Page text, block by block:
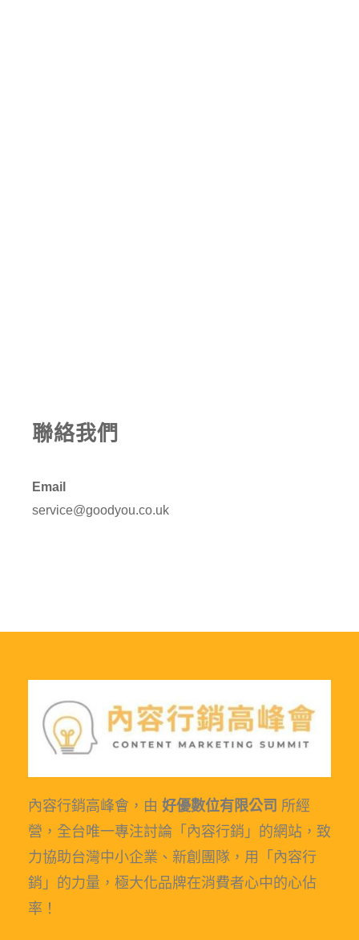
聯絡我們
Email
service@goodyou.co.uk
內容行銷高峰會，由 好優數位有限公司 所經
營，全台唯一專注討論「內容行銷」的網站，致
力協助台灣中小企業、新創團隊，用「內容行
銷」的力量，極大化品牌在消費者心中的心佔
率！